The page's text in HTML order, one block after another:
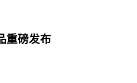
重磅发布